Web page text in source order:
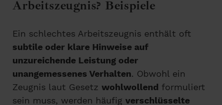
Arbeitszeugnis? Beispiele
Ein schlechtes Arbeitszeugnis enthält oft
subtile oder klare Hinweise auf
unzureichende Leistung oder
unangemessenes Verhalten. Obwohl ein
Zeugnis laut Gesetz wohlwollend formuliert
sein muss, werden häufig verschlüsselte